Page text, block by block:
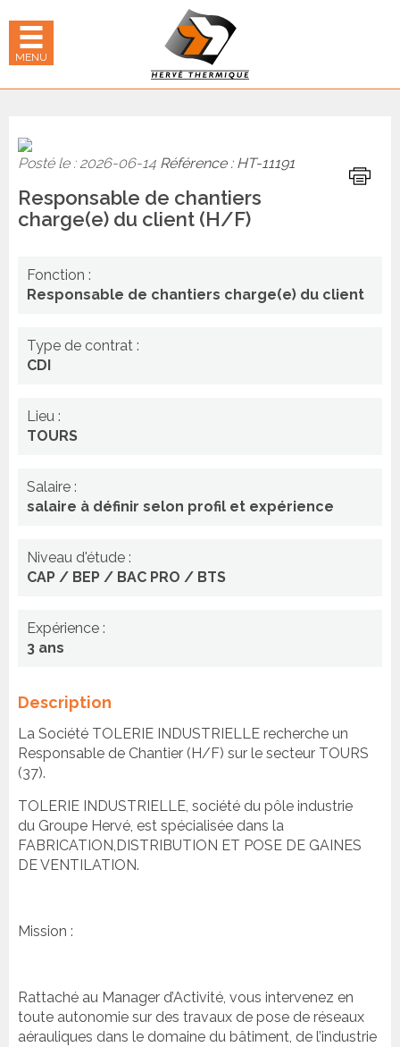
MENU
LE MENU MOBILE
Posté le : 2026-06-14 Référence : HT-11191
Responsable de chantiers
charge(e) du client (H/F)
Fonction :
Responsable de chantiers charge(e) du client
Type de contrat :
CDI
Lieu :
TOURS
Salaire :
salaire à définir selon profil et expérience
Niveau d'étude :
CAP / BEP / BAC PRO / BTS
Expérience :
3 ans
Description
La Société TOLERIE INDUSTRIELLE recherche un
Responsable de Chantier (H/F) sur le secteur TOURS
(37).
TOLERIE INDUSTRIELLE, société du pôle industrie
du Groupe Hervé, est spécialisée dans la
FABRICATION,DISTRIBUTION ET POSE DE GAINES
DE VENTILATION.
Mission :
Rattaché au Manager d’Activité, vous intervenez en
toute autonomie sur des travaux de pose de réseaux
aérauliques dans le domaine du bâtiment, de l’industrie
Panneau de gestion des cookies